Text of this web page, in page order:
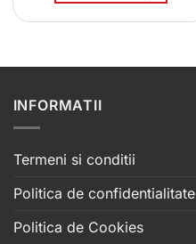
INFORMATII
Termeni si conditii
Politica de confidentialitate
Politica de Cookies